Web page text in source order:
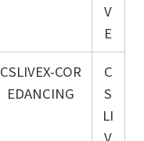
V
E
CSLIVEX-COR
EDANCING
C
S
LI
V